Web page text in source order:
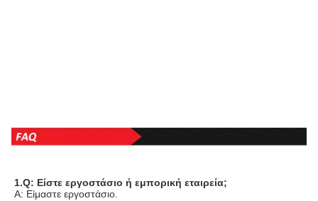
1.Q: Είστε εργοστάσιο ή εμπορική εταιρεία;
Α: Είμαστε εργοστάσιο.